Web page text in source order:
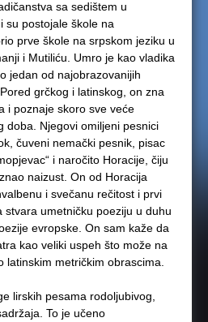
sa sedištem u
su postojale škole na
prve škole na srpskom jeziku u
i Mutiliću. Umro je kao vladika
jedan od najobrazovanijih
grčkog i latinskog, on zna
i poznaje skoro sve veće
doba. Njegovi omiljeni pesnici
čuveni nemački pesnik, pisac
i naročito Horacije, čiju
naizust. On od Horacija
i svečanu rečitost i prvi
stvara umetničku poeziju u duhu
evropske. On sam kaže da
kao veliki uspeh što može na
latinskim metričkim obrascima.
lirskih pesama rodoljubivog,
To je učeno